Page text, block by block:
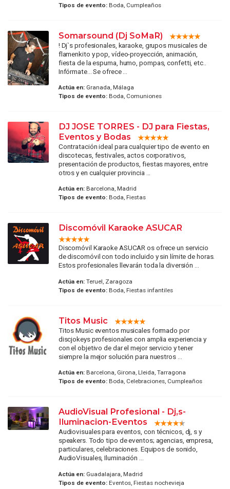
Tipos de evento:Boda, Cumpleaños
Somarsound (Dj SoMaR)
! Dj`s profesionales, karaoke, grupos musicales de
flamenkito y pop, vídeo-proyección, animación,
fiesta de la espuma, humo, pompas, confetti, etc..
Infórmate... Se ofrece ...
Actúa en:Granada, Málaga
Tipos de evento:Boda, Comuniones
DJ JOSE TORRES - DJ para Fiestas,
Eventos y Bodas
Contratación ideal para cualquier tipo de evento en
discotecas, festivales, actos corporativos,
presentación de productos, fiestas mayores, entre
otros y en cualquier provincia ...
Actúa en:Barcelona, Madrid
Tipos de evento:Boda, Fiestas
Discomóvil Karaoke ASUCAR
Discomóvil Karaoke ASUCAR os ofrece un servicio
de discomóvil con todo incluido y sin límite de horas.
Estos profesionales llevarán toda la diversión ...
Actúa en:Teruel, Zaragoza
Tipos de evento:Boda, Fiestas infantiles
Titos Music
Titos Music eventos musicales formado por
discjokeys profesionales con amplia experiencia y
con el objetivo de dar el mejor servicio y tener
siempre la mejor solución para nuestros ...
Actúa en:Barcelona, Girona, Lleida, Tarragona
Tipos de evento:Boda, Celebraciones, Cumpleaños
AudioVisual Profesional - Dj,s-
Iluminacion-Eventos
Audiovisuales para eventos, con técnicos, dj, s y
speakers. Todo tipo de eventos; agencias, empresa,
particulares, celebraciones. Equipos de sonido,
AudioVisuales, Iluminación ...
Actúa en:Guadalajara, Madrid
Tipos de evento:Eventos, Fiestas nochevieja